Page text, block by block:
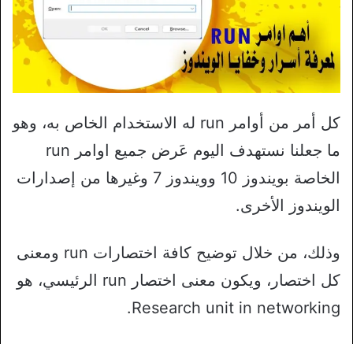
كل أمر من أوامر run له الاستخدام الخاص به، وهو
ما جعلنا نستهدف اليوم عَرض جميع اوامر run
الخاصة بويندوز 10 وويندوز 7 وغيرها من إصدارات
الويندوز الأخرى.
وذلك، من خلال توضيح كافة اختصارات run ومعنى
كل اختصار، ويكون معنى اختصار run الرئيسي، هو
Research unit in networking.